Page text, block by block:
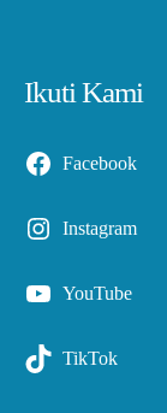
Ikuti Kami
Facebook
Instagram
YouTube
TikTok